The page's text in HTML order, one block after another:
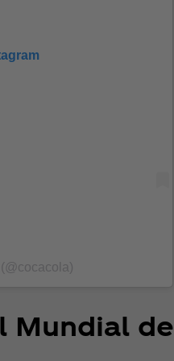
Mundial de